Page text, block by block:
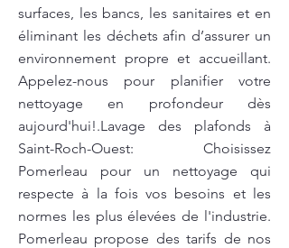
surfaces, les bancs, les sanitaires et en
éliminant les déchets afin d’assurer un
environnement propre et accueillant.
Appelez-nous pour planifier votre
nettoyage en profondeur dès
aujourd'hui!.Lavage des plafonds à
Saint-Roch-Ouest: Choisissez
Pomerleau pour un nettoyage qui
respecte à la fois vos besoins et les
normes les plus élevées de l'industrie.
Pomerleau propose des tarifs de nos